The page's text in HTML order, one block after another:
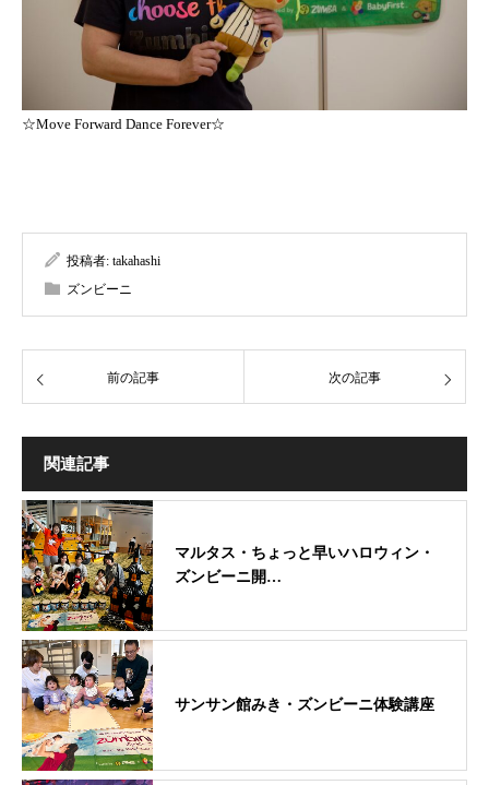
☆Move Forward Dance Forever☆
投稿者: takahashi
ズンビーニ
前の記事 次の記事
関連記事
マルタス・ちょっと早いハロウィン・
ズンビーニ開…
サンサン館みき・ズンビーニ体験講座